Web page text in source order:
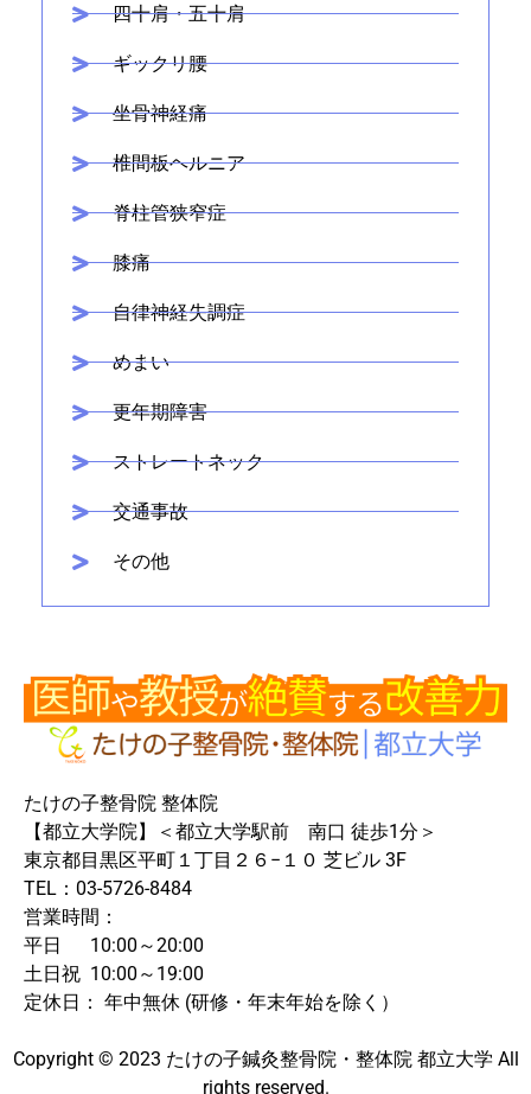
四十肩・五十肩
ギックリ腰
坐骨神経痛
椎間板ヘルニア
脊柱管狭窄症
膝痛
自律神経失調症
めまい
更年期障害
ストレートネック
交通事故
その他
たけの子整骨院 整体院
【都立大学院】＜都立大学駅前 南口 徒歩1分＞
東京都目黒区平町１丁目２６−１０ 芝ビル 3F
TEL：03-5726-8484
営業時間：
平日 10:00～20:00
土日祝 10:00～19:00
定休日： 年中無休 (研修・年末年始を除く）
Copyright © 2023 たけの子鍼灸整骨院・整体院 都立大学 All
rights reserved.